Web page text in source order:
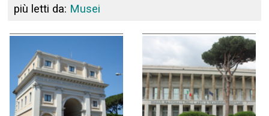
più letti da: Musei